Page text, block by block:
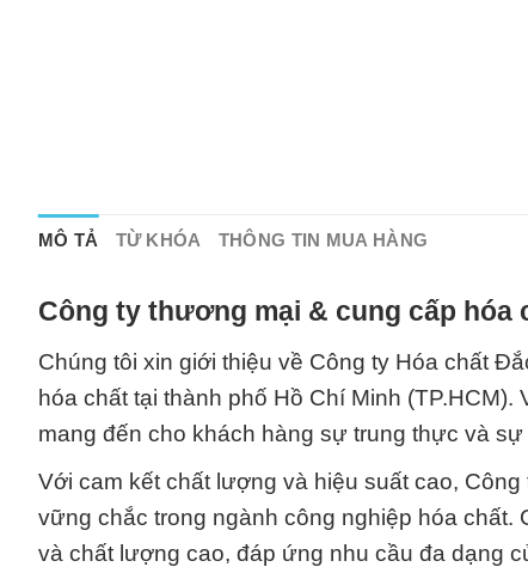
MÔ TẢ TỪ KHÓA THÔNG TIN MUA HÀNG
Công ty thương mại & cung cấp hóa
Chúng tôi xin giới thiệu về Công ty Hóa chất
hóa chất tại thành phố Hồ Chí Minh
mang đến cho khách hàng sự trung thực và sự
Với cam kết chất lượng và hiệu suất cao,
vững chắc trong ngành công nghiệp hóa chất.
và chất lượng cao, đáp ứng nhu cầu đa dạng